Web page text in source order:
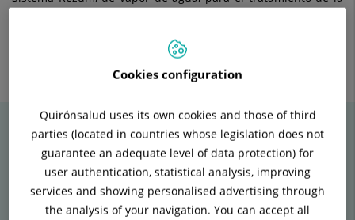
Vídeos relacionados
Cookies configuration
Quirónsalud uses its own cookies and those of third
parties (located in countries whose legislation does not
guarantee an adequate level of data protection) for
user authentication, statistical analysis, improving
services and showing personalised advertising through
the analysis of your navigation. You can accept all